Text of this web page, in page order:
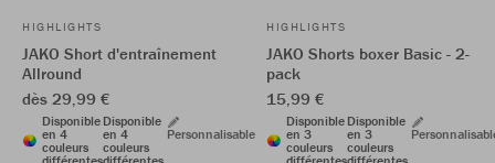
HIGHLIGHTS
JAKO Short d'entraînement
Allround
dès 29,99 €
Disponible
en 4
couleurs
Disponible
en 4
couleurs
Personnalisable
HIGHLIGHTS
JAKO Shorts boxer Basic - 2-
pack
15,99 €
Disponible
en 3
couleurs
Disponible
en 3
couleurs